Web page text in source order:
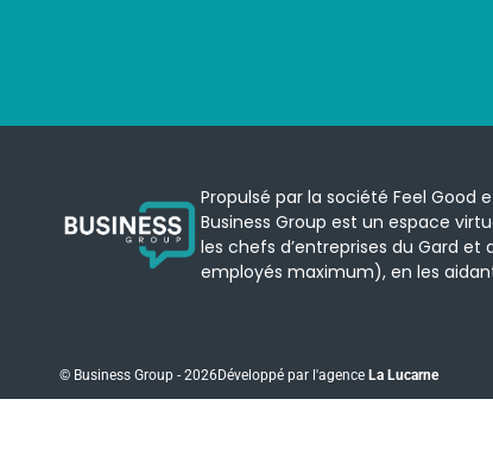
Propulsé par la société Feel Good
Business Group est un espace
les chefs d’entreprises du Gard et
employés maximum), en les
© Business Group - 2026 Développé par l'agence La Lucarne